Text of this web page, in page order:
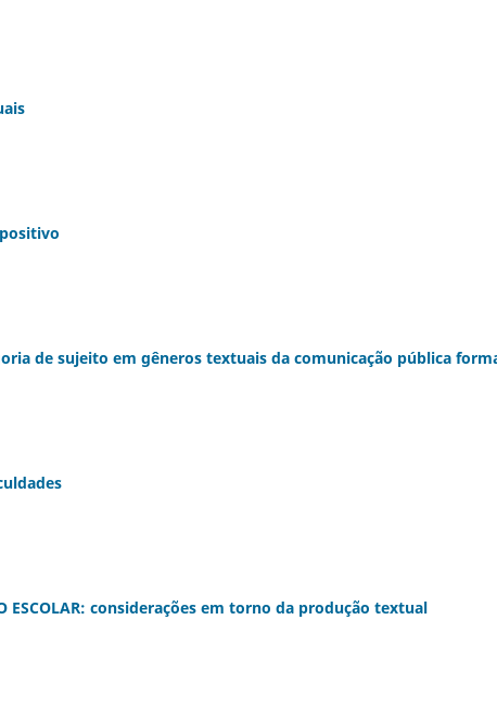
de sujeito em gêneros textuais da comunicação pública
ESCOLAR: considerações em torno da produção textual